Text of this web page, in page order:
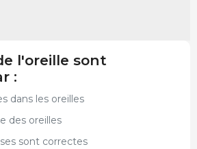
l'oreille sont
:
dans les oreilles
des oreilles
sont correctes